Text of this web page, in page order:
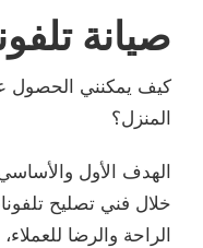
صيانة
كيف يمكنني الحصول
المنزل؟
الهدف الأول
خلال فني تصليح
الراحة والرضا